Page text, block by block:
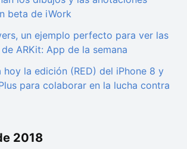
beta de iWork
un ejemplo perfecto para ver las
ARKit: App de la semana
hoy la edición (RED) del iPhone 8 y
para colaborar en la lucha contra
2018